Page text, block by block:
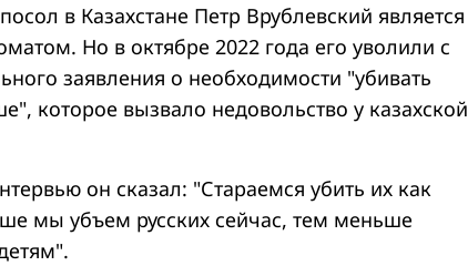
в Казахстане Петр Врублевский является
Но в октябре 2022 года его уволили с
заявления о необходимости "убивать
которое вызвало недовольство у казахской
он сказал: "Стараемся убить их как
мы убъем русских сейчас, тем меньше